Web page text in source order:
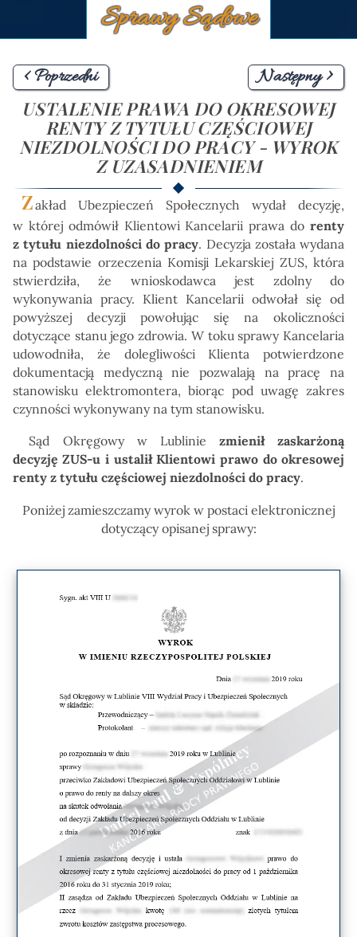
Sprawy Sądowe
< Poprzedni
Następny >
USTALENIE PRAWA DO OKRESOWEJ
RENTY Z TYTUŁU CZĘŚCIOWEJ
NIEZDOLNOŚCI DO PRACY - WYROK
Z UZASADNIENIEM
Zakład Ubezpieczeń Społecznych wydał decyzję,
w której odmówił Klientowi Kancelarii prawa dorenty
z tytułu niezdolności do pracy. Decyzja została wydana
na podstawie orzeczenia Komisji Lekarskiej ZUS, która
stwierdziła, że wnioskodawca jest zdolny do
wykonywania pracy. Klient Kancelarii odwołał się od
powyższej decyzji powołując się na okoliczności
dotyczące stanu jego zdrowia. W toku sprawy Kancelaria
udowodniła, że dolegliwości Klienta potwierdzone
dokumentacją medyczną nie pozwalają na pracę na
stanowisku elektromontera, biorąc pod uwagę zakres
czynności wykonywany na tym stanowisku.
Sąd Okręgowy w Lubliniezmienił zaskarżoną
decyzję ZUS-u i ustalił Klientowi prawo do okresowej
renty z tytułu częściowej niezdolności do pracy.
Poniżej zamieszczamy wyrok w postaci elektronicznej
dotyczący opisanej sprawy: